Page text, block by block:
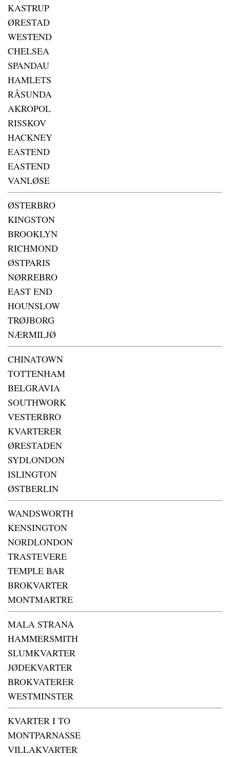
KASTRUP
ØRESTAD
WESTEND
CHELSEA
SPANDAU
HAMLETS
RÅSUNDA
AKROPOL
RISSKOV
HACKNEY
EASTEND
EASTEND
VANLØSE
ØSTERBRO
KINGSTON
BROOKLYN
RICHMOND
ØSTPARIS
NØRREBRO
EAST END
HOUNSLOW
TRØJBORG
NÆRMILJØ
CHINATOWN
TOTTENHAM
BELGRAVIA
SOUTHWORK
VESTERBRO
KVARTERER
ØRESTADEN
SYDLONDON
ISLINGTON
ØSTBERLIN
WANDSWORTH
KENSINGTON
NORDLONDON
TRASTEVERE
TEMPLE BAR
BROKVARTER
MONTMARTRE
MALA STRANA
HAMMERSMITH
SLUMKVARTER
JØDEKVARTER
BROKVATERER
WESTMINSTER
KVARTER I TO
MONTPARNASSE
VILLAKVARTER